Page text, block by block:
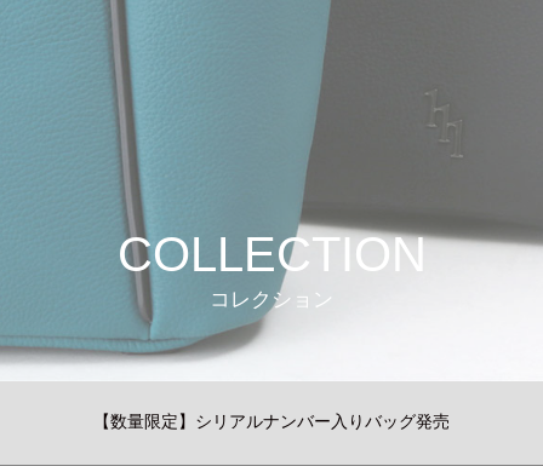
COLLECTION
コレクション
【数量限定】シリアルナンバー入りバッグ発売